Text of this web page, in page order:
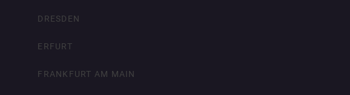
DRESDEN
ERFURT
FRANKFURT AM MAIN